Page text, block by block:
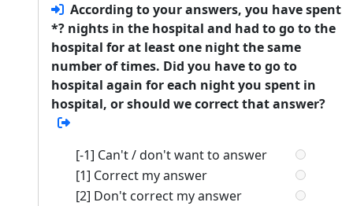
According to your answers, you have spent
*? nights in the hospital and had to go to the
hospital for at least one night the same
number of times. Did you have to go to
hospital again for each night you spent in
hospital, or should we correct that answer?
[-1] Can't / don't want to answer
[1] Correct my answer
[2] Don't correct my answer